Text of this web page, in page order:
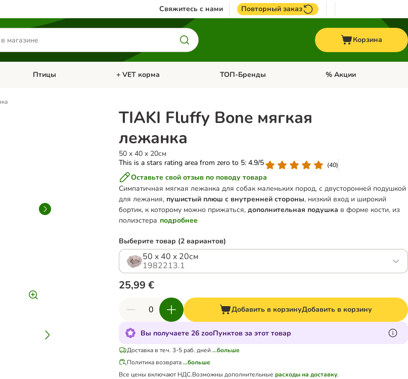
Свяжитесь с нами Повторный заказ
Корзина
Откройте меню категории: Грызуны и кролики
Птицы Откройте меню категории: Птицы
+ VET корма Откройте меню категории: + VET корма
ТОП-Бренды Откройте меню
% Акции
TIAKI Fluffy Bone мягкая
лежанка
50 x 40 x 20см
This is a stars rating area from zero to 5: 4.9/5
(40)
Оставьте свой отзыв по поводу товара
Симпатичная мягкая лежанка для собак маленьких пород, с двусторонней подушкой
для лежания, пушистый плюш с внутренней стороны, низкий вход и широкий
бортик, к которому можно прижаться,дополнительная подушка в форме кости, из
полиэстера подробнее
Выберите товар (2 вариантов)
50 x 40 x 20см
1982213.1
25,99 €
Добавить в корзинуДобавить в корзину
Вы получаете 26 zooПунктов за этот товар
Доставка в теч. 3-5 раб. дней ...больше
Политика возврата ...больше
Все цены включают НДС.Возможны дополнительныерасходы на доставку.